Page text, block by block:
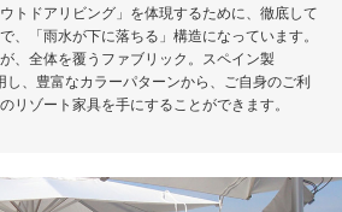
トドアリビング」を体現するために、徹底して
、「雨水が下に落ちる」構造になっています。
、全体を覆うファブリック。スペイン製
、豊富なカラーパターンから、ご自身のご利
リゾート家具を手にすることができます。